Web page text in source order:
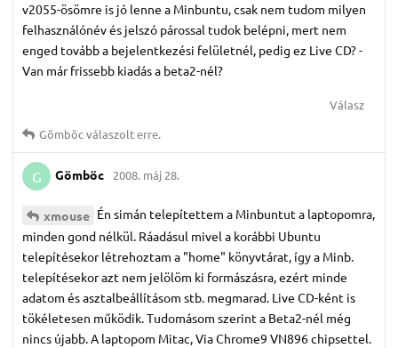
v2055-ösömre is jó lenne a Minbuntu, csak nem tudom milyen
felhasználónév és jelszó párossal tudok belépni, mert nem
enged tovább a bejelentkezési felületnél, pedig ez Live CD? -
Van már frissebb kiadás a beta2-nél?
Válasz
Gömböcválaszolt erre.
G Gömböc 2008. máj 28.
xmouse Én simán telepítettem a Minbuntut a laptopomra,
minden gond nélkül. Ráadásul mivel a korábbi Ubuntu
telepítésekor létrehoztam a "home" könyvtárat, így a Minb.
telepítésekor azt nem jelölöm ki formászásra, ezért minde
adatom és asztalbeállításom stb. megmarad. Live CD-ként is
tökéletesen működik. Tudomásom szerint a Beta2-nél még
nincs újabb. A laptopom Mitac, Via Chrome9 VN896 chipsettel.